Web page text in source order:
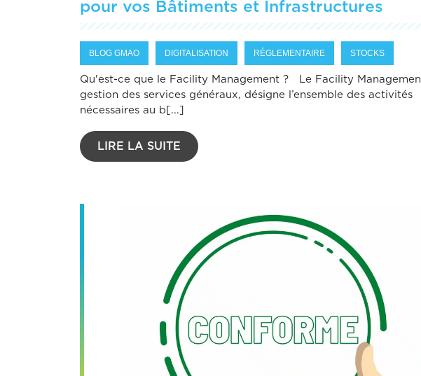
pour vos Bâtiments et Infrastructures
BLOG GMAO DIGITALISATION RÉGLEMENTAIRE STOCKS
Qu'est-ce que le Facility Management ? Le Facility
gestion des services généraux, désigne l’ensemble des activités
nécessaires au b[...]
LIRE LA SUITE